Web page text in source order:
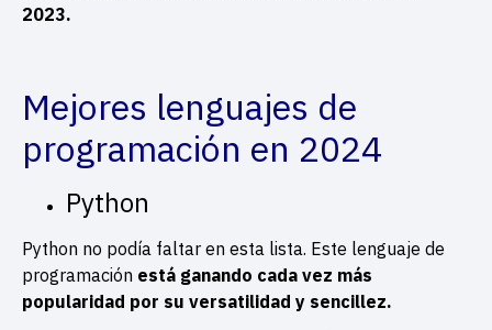
2023.
Mejores lenguajes de
programación en 2024
Python
Python no podía faltar en esta lista. Este lenguaje de
programación está ganando cada vez más
popularidad por su versatilidad y sencillez.